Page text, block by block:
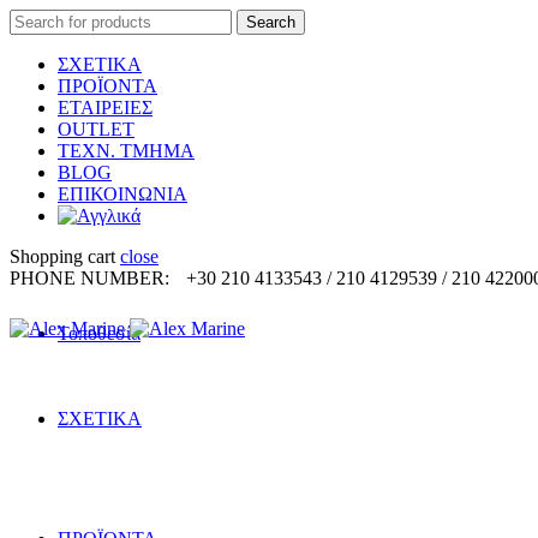
Search
for:
Search
ΣΧΕΤΙΚΑ
ΠΡΟΪΟΝΤΑ
ΕΤΑΙΡΕΙΕΣ
OUTLET
ΤΕΧΝ. ΤΜΗΜΑ
BLOG
ΕΠΙΚΟΙΝΩΝΙΑ
Shopping cart close
PHONE NUMBER:
+30 210 4133543 / 210 4129539 / 210
Τοποθεσία
ΣΧΕΤΙΚΑ